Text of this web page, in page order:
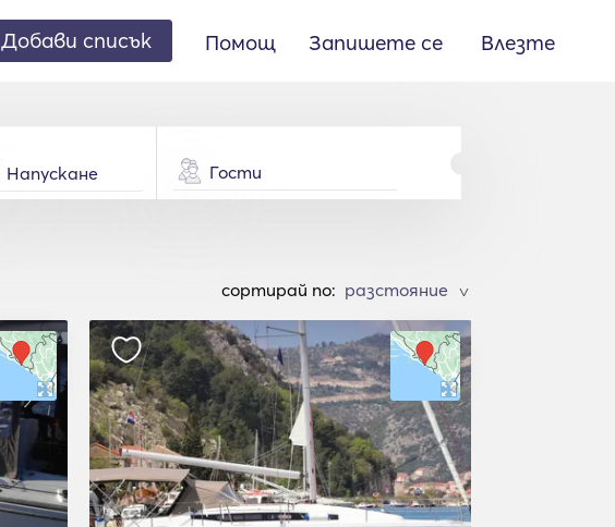
Добави списък Помощ Запишете се Влезте
Гости
cортирай по: >